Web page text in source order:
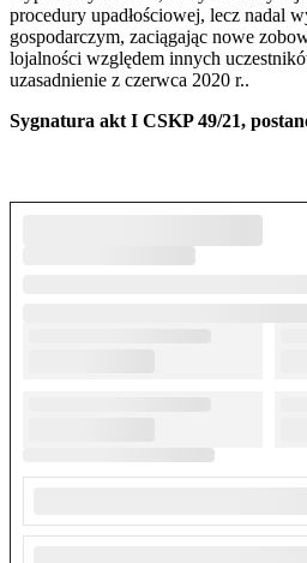
procedury upadłościowej, lecz nadal
gospodarczym, zaciągając nowe
lojalności względem innych
uzasadnienie z czerwca 2020 r..
Sygnatura akt I CSKP 49/21,